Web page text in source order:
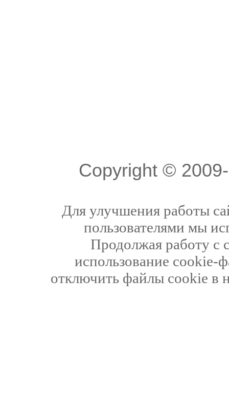
Copyright ©
Для улучшения работы
пользователями мы
Продолжая работу с
использование cookie-
отключить файлы cookie в